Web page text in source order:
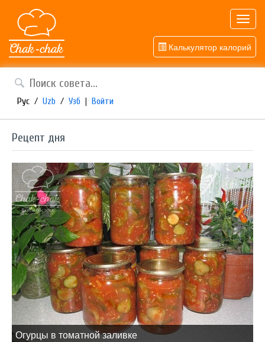
Калькулятор калорий
Рус / Uzb / Узб | Войти
Рецепт дня
Огурцы в томатной заливке